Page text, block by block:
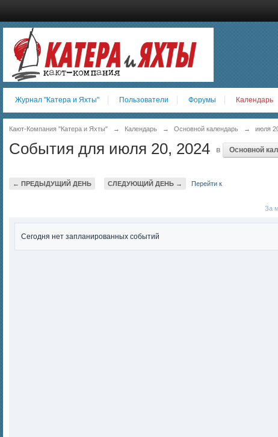
Журнал "Катера и Яхты" Пользователи Форумы Календарь
Кают-Компания "Катера и Яхты" → Календарь → Основной календарь → июля
События для июля 20, 2024 в Основной
← ПРЕДЫДУЩИЙ ДЕНЬ СЛЕДУЮЩИЙ ДЕНЬ → Перейти к
За
Сегодня нет запланированных событий